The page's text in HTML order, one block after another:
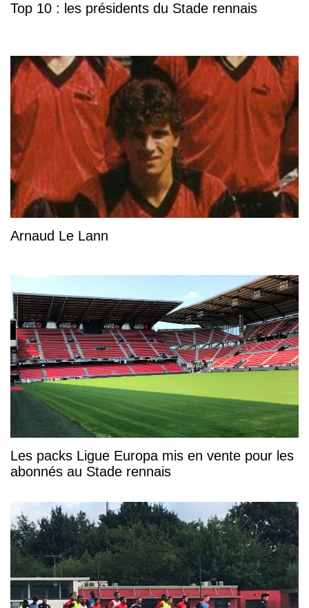
Top 10 : les présidents du Stade rennais
Arnaud Le Lann
Les packs Ligue Europa mis en vente pour les
abonnés au Stade rennais